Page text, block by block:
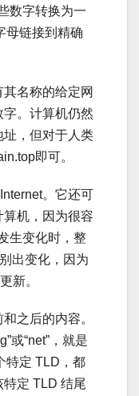
数字转换为一
母链接到精确
名称的给定网
。计算机仍然
，但对于人类
即可。
。它还可
算机，因为很容
生变化时，整
出变化，因为
新。
之后的内容。
或“net”，就是
特定 TLD，都
定 TLD 结尾